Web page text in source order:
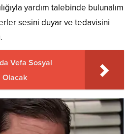
yardım talebinde bulunalım
sesini duyar ve tedavisini
Vefa Sosyal
Olacak